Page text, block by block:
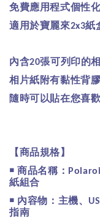
免費應用程式個性
適用於寶麗來2x3紙
內含20張可列印的
相片紙附有黏性背膠
隨時可以貼在您喜
【商品規格】
￭ 商品名稱：
紙組合
￭ 內容物：主機、
指南